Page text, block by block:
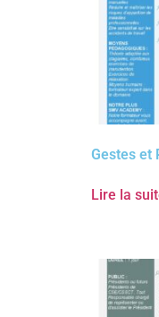
Gestes et
Lire la